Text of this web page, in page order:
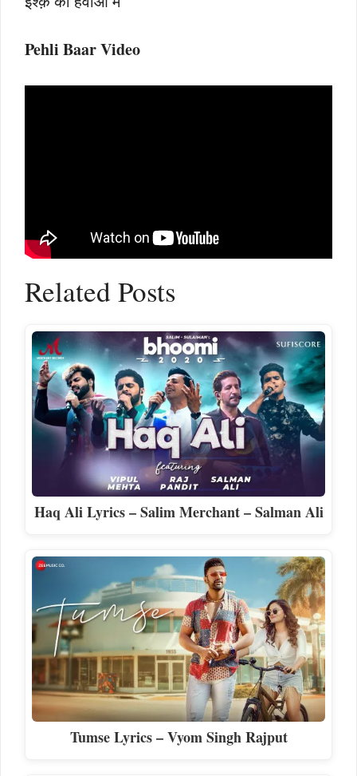
Pehli Baar Video
Related Posts
Haq Ali Lyrics – Salim Merchant – Salman Ali
Tumse Lyrics – Vyom Singh Rajput